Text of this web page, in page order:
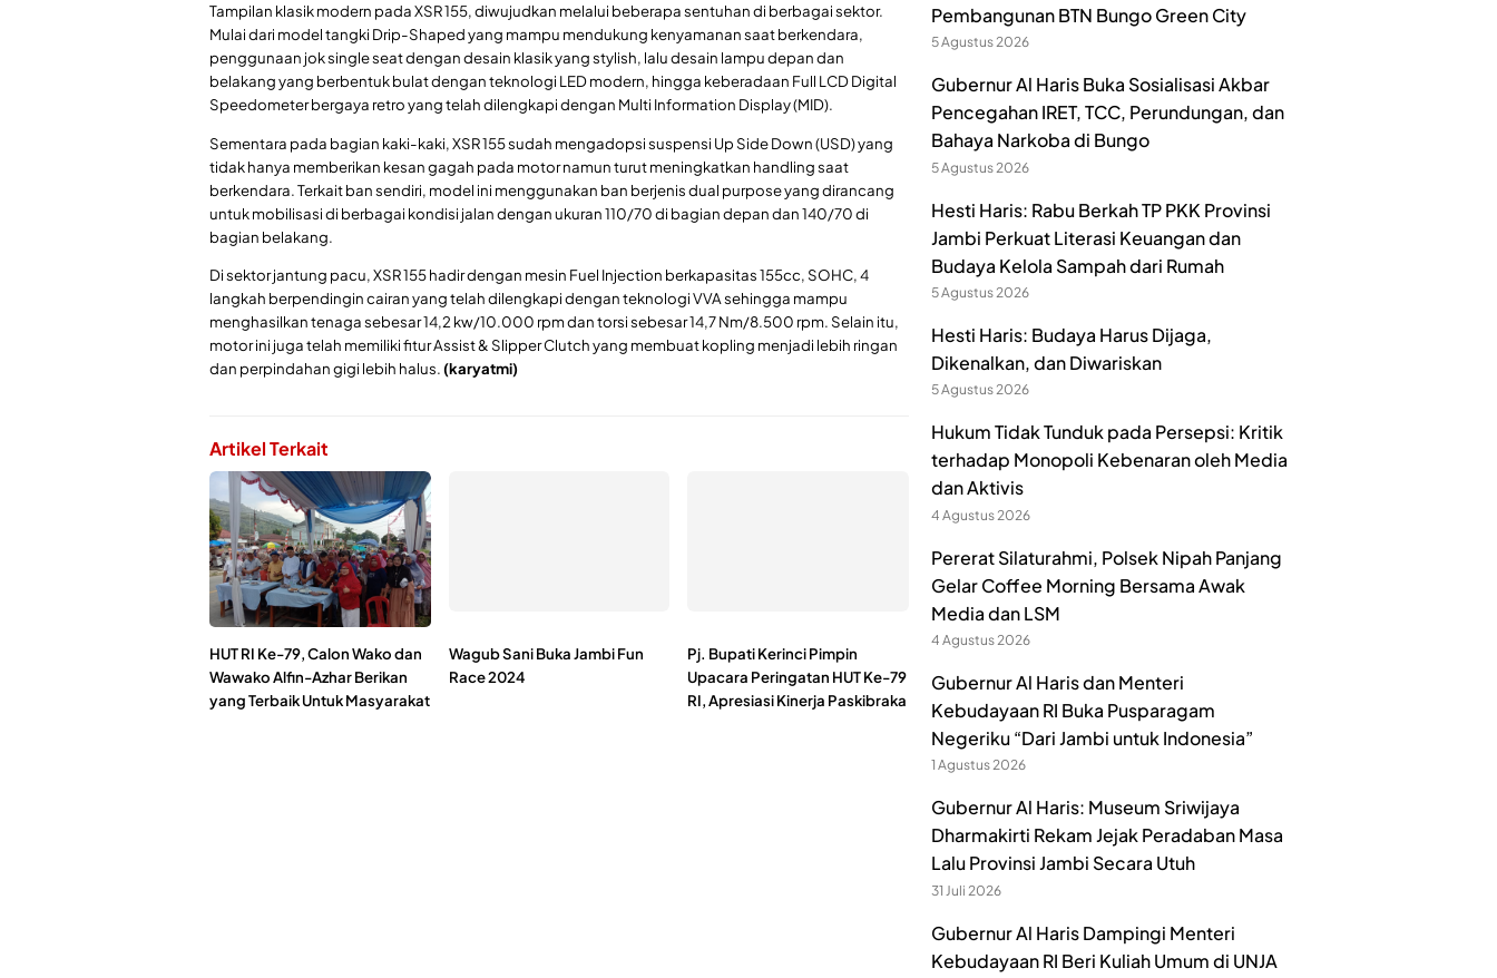
Tampilan klasik modern pada XSR 155, diwujudkan melalui beberapa sentuhan di berbagai sektor.
Mulai dari model tangki Drip-Shaped yang mampu mendukung kenyamanan saat berkendara,
penggunaan jok single seat dengan desain klasik yang stylish, lalu desain lampu depan dan
belakang yang berbentuk bulat dengan teknologi LED modern, hingga keberadaan Full LCD Digital
Speedometer bergaya retro yang telah dilengkapi dengan Multi Information Display (MID).
Sementara pada bagian kaki-kaki, XSR 155 sudah mengadopsi suspensi Up Side Down (USD) yang
tidak hanya memberikan kesan gagah pada motor namun turut meningkatkan handling saat
berkendara. Terkait ban sendiri, model ini menggunakan ban berjenis dual purpose yang dirancang
untuk mobilisasi di berbagai kondisi jalan dengan ukuran 110/70 di bagian depan dan 140/70 di
bagian belakang.
Di sektor jantung pacu, XSR 155 hadir dengan mesin Fuel Injection berkapasitas 155cc, SOHC, 4
langkah berpendingin cairan yang telah dilengkapi dengan teknologi VVA sehingga mampu
menghasilkan tenaga sebesar 14,2 kw/10.000 rpm dan torsi sebesar 14,7 Nm/8.500 rpm. Selain itu,
motor ini juga telah memiliki fitur Assist & Slipper Clutch yang membuat kopling menjadi lebih ringan
dan perpindahan gigi lebih halus.(karyatmi)
Artikel Terkait
HUT RI Ke-79, Calon Wako dan
Wawako Alfin-Azhar Berikan
yang Terbaik Untuk Masyarakat
Wagub Sani Buka Jambi Fun
Race 2024
Pj. Bupati Kerinci Pimpin
Upacara Peringatan HUT Ke-79
RI, Apresiasi Kinerja Paskibraka
Pembangunan BTN Bungo Green City
5 Agustus 2026
Gubernur Al Haris Buka Sosialisasi Akbar
Pencegahan IRET, TCC, Perundungan, dan
Bahaya Narkoba di Bungo
5 Agustus 2026
Hesti Haris: Rabu Berkah TP PKK Provinsi
Jambi Perkuat Literasi Keuangan dan
Budaya Kelola Sampah dari Rumah
5 Agustus 2026
Hesti Haris: Budaya Harus Dijaga,
Dikenalkan, dan Diwariskan
5 Agustus 2026
Hukum Tidak Tunduk pada Persepsi: Kritik
terhadap Monopoli Kebenaran oleh Media
dan Aktivis
4 Agustus 2026
Pererat Silaturahmi, Polsek Nipah Panjang
Gelar Coffee Morning Bersama Awak
Media dan LSM
4 Agustus 2026
Gubernur Al Haris dan Menteri
Kebudayaan RI Buka Pusparagam
Negeriku “Dari Jambi untuk Indonesia”
1 Agustus 2026
Gubernur Al Haris: Museum Sriwijaya
Dharmakirti Rekam Jejak Peradaban Masa
Lalu Provinsi Jambi Secara Utuh
31 Juli 2026
Gubernur Al Haris Dampingi Menteri
Kebudayaan RI Beri Kuliah Umum di UNJA